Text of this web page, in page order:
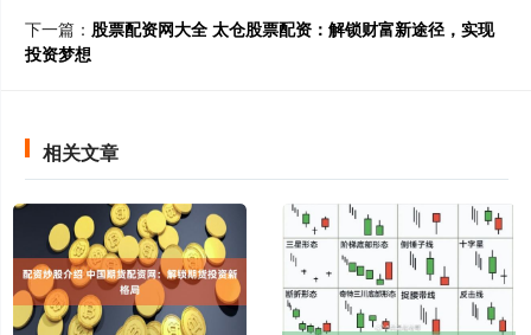
下一篇： 股票配资网大全 太仓股票配资：解锁财富新途径，实现
投资梦想
相关文章